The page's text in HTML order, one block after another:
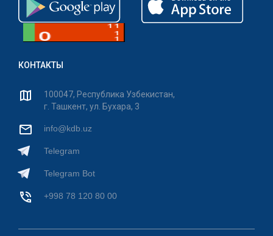
КОНТАКТЫ
100047, Республика Узбекистан,
г. Ташкент, ул. Бухара, 3
info@kdb.uz
Telegram
Telegram Bot
+998 78 120 80 00